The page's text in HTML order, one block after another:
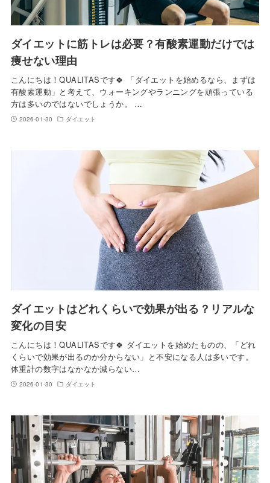
ダイエットに筋トレは必要？有酸素運動だけでは
痩せない理由
こんにちは！QUALITASです🍀 「ダイエットを始めるなら、まずは
有酸素運動」と考えて、ウォーキングやランニングを頑張っている
方は多いのではないでしょうか。 …
2026-01-30 ダイエット
ダイエットはどれくらいで効果が出る？リアルな
変化の目安
こんにちは！QUALITASです🍀 ダイエットを始めたものの、「どれ
くらいで効果が出るのか分からない」と不安になる人は多いです。
体重計の数字はなかなか減らない…
2026-01-30 ダイエット